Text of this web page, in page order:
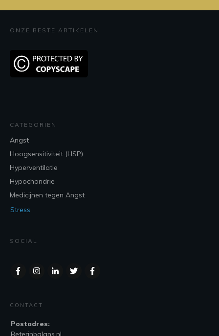
ONZE BESTE ARTIKELEN
CATEGORIEN
Angst
Hoogsensitiviteit (HSP)
Hyperventilatie
Hypochondrie
Medicijnen tegen Angst
Stress
SOCIAL
CONTACT
Postadres:
Beterinbalans.nl